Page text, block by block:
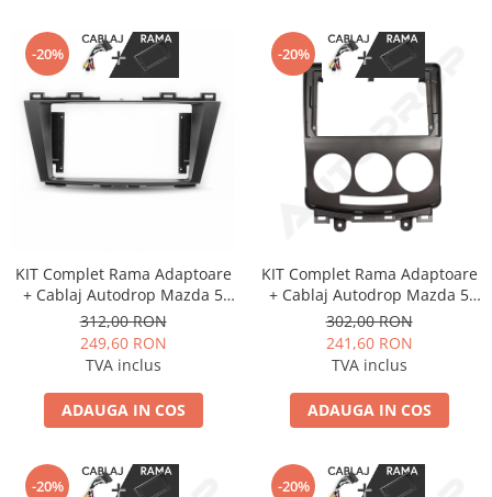
-20%
KIT Complet Rama Adaptoare
+ Cablaj Autodrop Mazda 5
(2010-2015) pentru Navigatie
Multimedia Android 9 inch
312,00 RON
249,60 RON
TVA inclus
ADAUGA IN COS
-20%
KIT Complet Rama Adaptoare
+ Cablaj Autodrop Mazda 5
(2005-2010) pentru Navigatie
Multimedia Android 9 inch
302,00 RON
241,60 RON
TVA inclus
ADAUGA IN COS
-20% -20%